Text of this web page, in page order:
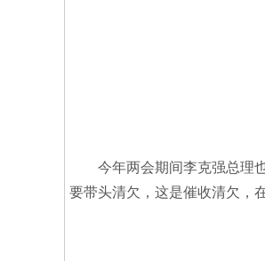
今年两会期间李克强总理也
要带头清欠，这是催收清欠，